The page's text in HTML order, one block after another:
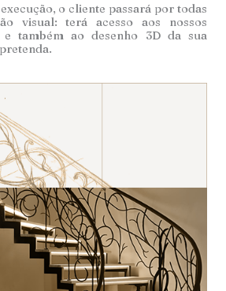
o cliente passará por todas
visual: terá acesso aos nossos
e também ao desenho 3D da sua